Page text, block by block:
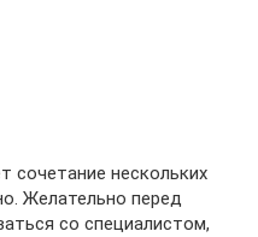
сочетание нескольких
Желательно перед
со специалистом,